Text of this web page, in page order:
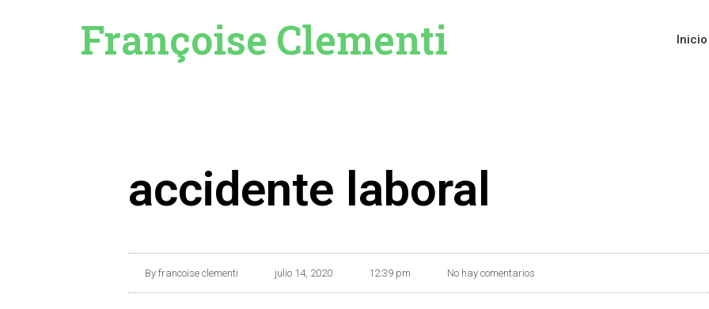
Françoise Clementi Inicio
accidente laboral
By francoise clementi julio 14, 2020 12:39 pm No hay comentarios